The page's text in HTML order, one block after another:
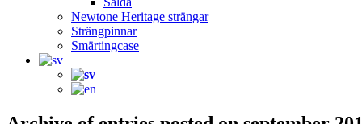
Newtone Heritage strängar
Strängpinnar
Smärtingcase